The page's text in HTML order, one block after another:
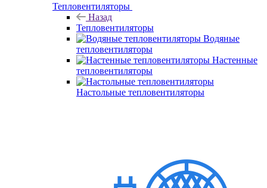
Тепловентиляторы
Назад
Тепловентиляторы
Водяные
тепловентиляторы
Настенные
тепловентиляторы
Настольные тепловентиляторы